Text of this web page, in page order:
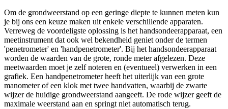
Om de grondweerstand op een geringe diepte te kunnen meten kun
je bij ons een keuze maken uit enkele verschillende apparaten.
Verreweg de voordeligste oplossing is het handsondeerapparaat, een
meetinstrument dat ook wel bekendheid geniet onder de termen
'penetrometer' en 'handpenetrometer'. Bij het handsondeerapparaat
worden de waarden van de grote, ronde meter afgelezen. Deze
meetwaarden moet je zelf noteren en (eventueel) verwerken in een
grafiek. Een handpenetrometer heeft het uiterlijk van een grote
manometer of een klok met twee handvatten, waarbij de zwarte
wijzer de huidige grondweerstand aangeeft. De rode wijzer geeft de
maximale weerstand aan en springt niet automatisch terug.